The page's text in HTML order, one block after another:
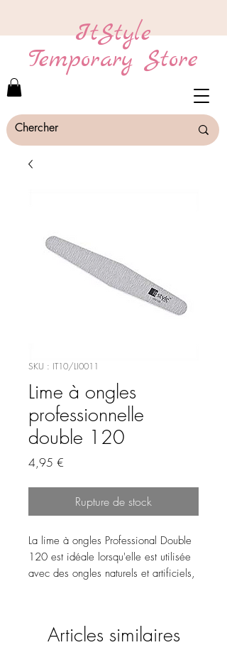
ItStyle
Temporary Store
SKU : IT10/LI0011
Lime à ongles
professionnelle
double 120
4,95 €
Rupture de stock
La lime à ongles Professional Double
120 est idéale lorsqu'elle est utilisée
avec des ongles naturels et artificiels,
Articles similaires